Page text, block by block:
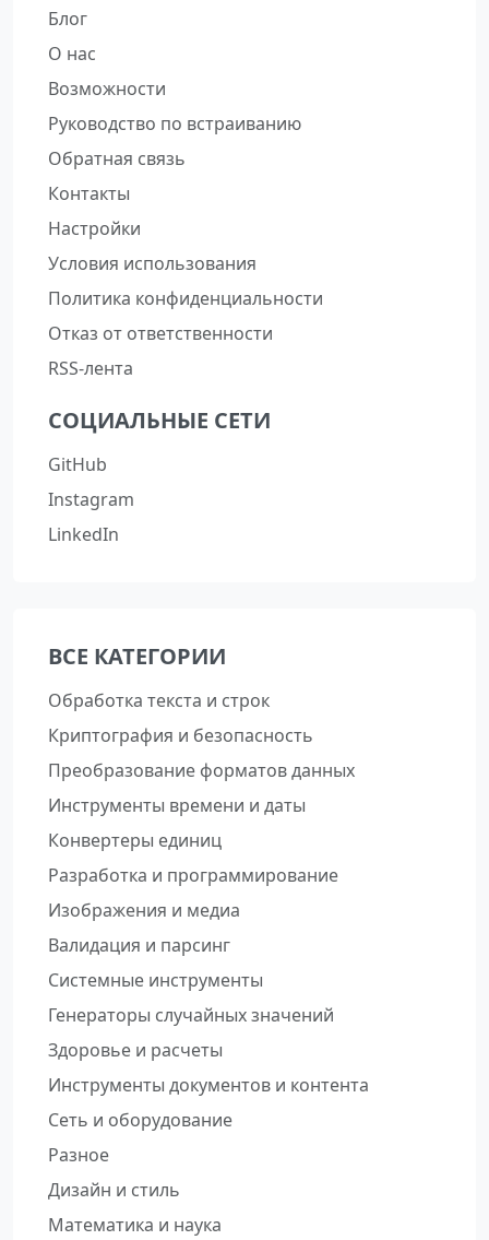
Блог
О нас
Возможности
Руководство по встраиванию
Обратная связь
Контакты
Настройки
Условия использования
Политика конфиденциальности
Отказ от ответственности
RSS-лента
СОЦИАЛЬНЫЕ СЕТИ
GitHub
Instagram
LinkedIn
ВСЕ КАТЕГОРИИ
Обработка текста и строк
Криптография и безопасность
Преобразование форматов данных
Инструменты времени и даты
Конвертеры единиц
Разработка и программирование
Изображения и медиа
Валидация и парсинг
Системные инструменты
Генераторы случайных значений
Здоровье и расчеты
Инструменты документов и контента
Сеть и оборудование
Разное
Дизайн и стиль
Математика и наука